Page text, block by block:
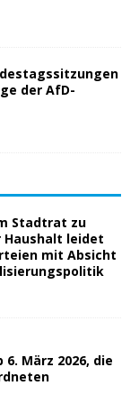
der AfD-
Stadtrat zu
Haushalt leidet
mit Absicht
März 2026, die